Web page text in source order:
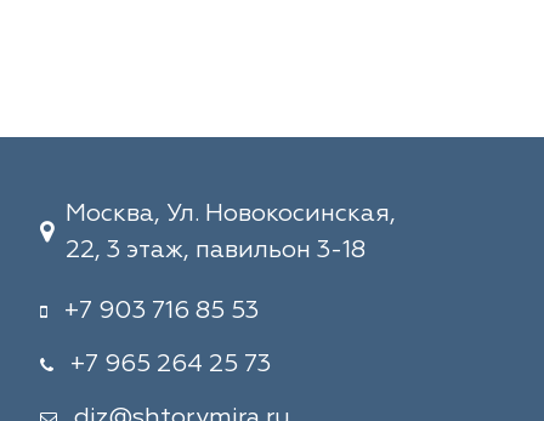
Москва, Ул. Новокосинская,
22, 3 этаж, павильон 3-18
+7 903 716 85 53
+7 965 264 25 73